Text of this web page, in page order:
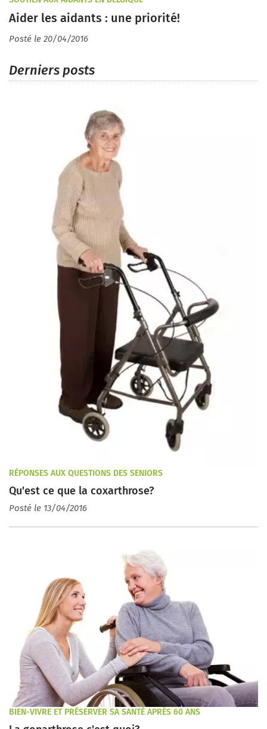
Aider les aidants : une priorité!
Posté le 20/04/2016
Derniers posts
RÉPONSES AUX QUESTIONS DES SENIORS
Qu'est ce que la coxarthrose?
Posté le 13/04/2016
BIEN-VIVRE ET PRÉSERVER SA SANTÉ APRÈS 60 ANS